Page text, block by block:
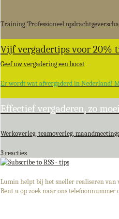
Training ‘Professioneel
Vijf vergadertips voor 20%
Geef uw vergadering een boost
Er wordt wat afvergaderd in Nederland!
Effectief vergaderen, zo
Werkoverleg, teamoverleg,
3 reacties
Lumin helpt bij het sneller realiseren van
Bent u op zoek naar ons